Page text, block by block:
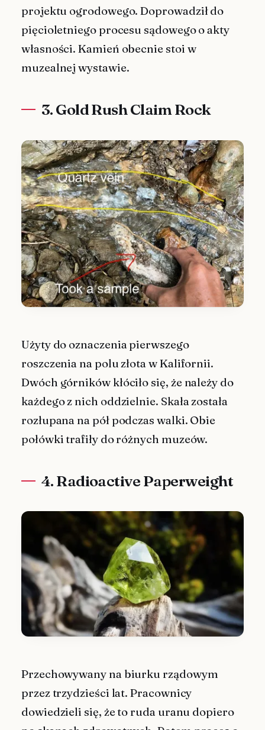
projektu ogrodowego. Doprowadził do
pięcioletniego procesu sądowego o akty
własności. Kamień obecnie stoi w
muzealnej wystawie.
3. Gold Rush Claim Rock
Użyty do oznaczenia pierwszego
roszczenia na polu złota w Kalifornii.
Dwóch górników kłóciło się, że należy do
każdego z nich oddzielnie. Skała została
rozłupana na pół podczas walki. Obie
połówki trafiły do różnych muzeów.
4. Radioactive Paperweight
Przechowywany na biurku rządowym
przez trzydzieści lat. Pracownicy
dowiedzieli się, że to ruda uranu dopiero